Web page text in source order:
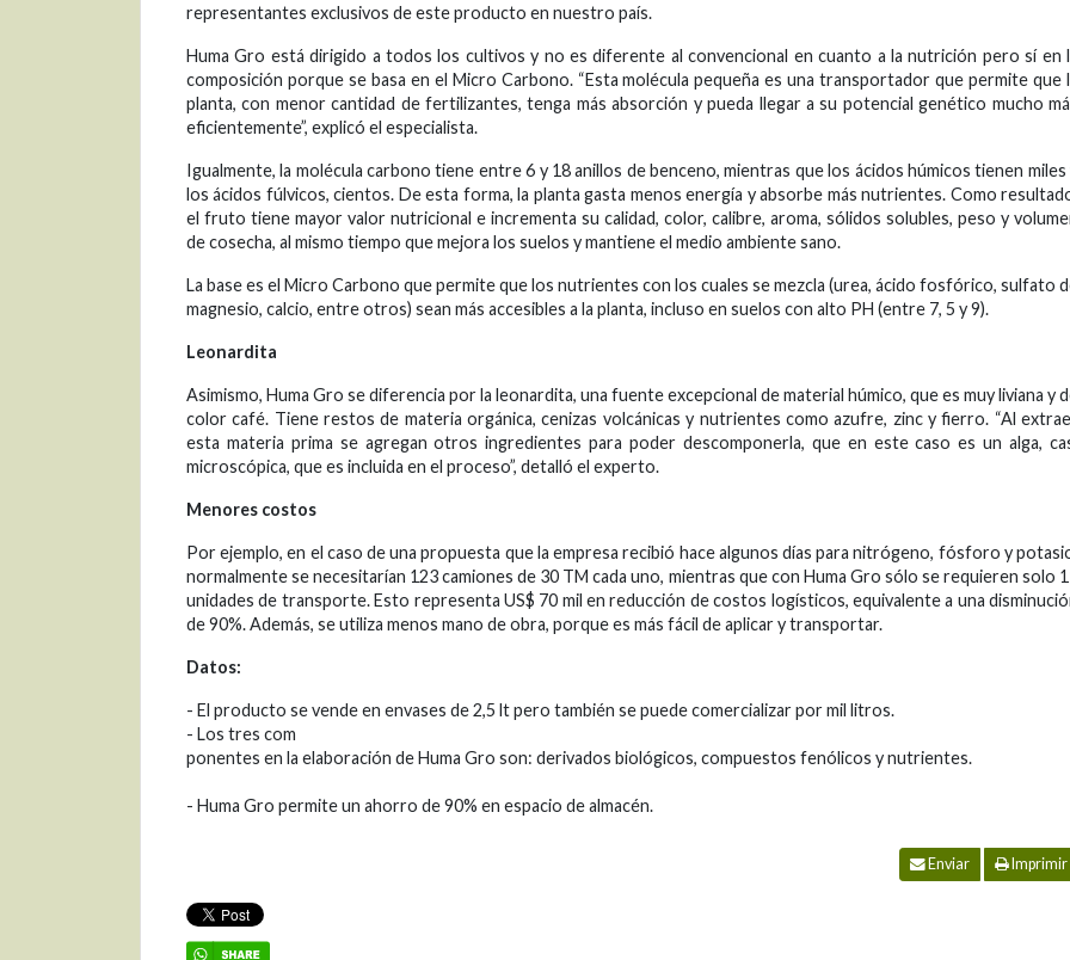
representantes exclusivos de este producto en nuestro país.
Huma Gro está dirigido a todos los cultivos y no es diferente al convencional en cuanto a la nutrición pero sí en
composición porque se basa en el Micro Carbono. “Esta molécula pequeña es una transportador que permite que
planta, con menor cantidad de fertilizantes, tenga más absorción y pueda llegar a su potencial genético mucho
eficientemente”, explicó el especialista.
Igualmente, la molécula carbono tiene entre 6 y 18 anillos de benceno, mientras que los ácidos húmicos tienen miles
los ácidos fúlvicos, cientos. De esta forma, la planta gasta menos energía y absorbe más nutrientes. Como
el fruto tiene mayor valor nutricional e incrementa su calidad, color, calibre, aroma, sólidos solubles, peso y
de cosecha, al mismo tiempo que mejora los suelos y mantiene el medio ambiente sano.
La base es el Micro Carbono que permite que los nutrientes con los cuales se mezcla (urea, ácido fosfórico, sulfato
magnesio, calcio, entre otros) sean más accesibles a la planta, incluso en suelos con alto PH (entre 7, 5 y 9).
Leonardita
Asimismo, Huma Gro se diferencia por la leonardita, una fuente excepcional de material húmico, que es muy liviana y
color café. Tiene restos de materia orgánica, cenizas volcánicas y nutrientes como azufre, zinc y fierro. “Al
esta materia prima se agregan otros ingredientes para poder descomponerla, que en este caso es un alga,
microscópica, que es incluida en el proceso”, detalló el experto.
Menores costos
Por ejemplo, en el caso de una propuesta que la empresa recibió hace algunos días para nitrógeno, fósforo y
normalmente se necesitarían 123 camiones de 30 TM cada uno, mientras que con Huma Gro sólo se requieren solo
unidades de transporte. Esto representa US$ 70 mil en reducción de costos logísticos, equivalente a una
de 90%. Además, se utiliza menos mano de obra, porque es más fácil de aplicar y transportar.
Datos:
- El producto se vende en envases de 2,5 lt pero también se puede comercializar por mil litros.
- Los tres com
ponentes en la elaboración de Huma Gro son: derivados biológicos, compuestos fenólicos y nutrientes.
- Huma Gro permite un ahorro de 90% en espacio de almacén.
Enviar Imprimir